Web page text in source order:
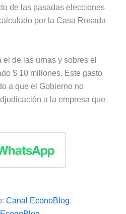
de las pasadas elecciones
por la Casa Rosada
de las urnas y sobres el
$ 10 millones. Este gasto
a que el Gobierno no
a la empresa que
Canal EconoBlog.